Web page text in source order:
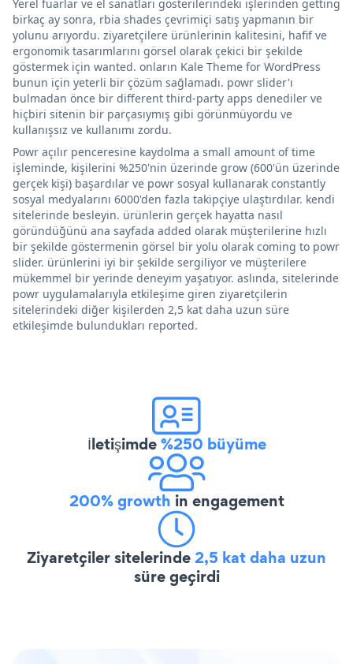
Yerel fuarlar ve el sanatları gösterilerindeki işlerinden getting
birkaç ay sonra, rbia shades çevrimiçi satış yapmanın bir
yolunu arıyordu. ziyaretçilere ürünlerinin kalitesini, hafif ve
ergonomik tasarımlarını görsel olarak çekici bir şekilde
göstermek için wanted. onların Kale Theme for WordPress
bunun için yeterli bir çözüm sağlamadı. powr slider'ı
bulmadan önce bir different third-party apps denediler ve
hiçbiri sitenin bir parçasıymış gibi görünmüyordu ve
kullanışsız ve kullanımı zordu.
Powr açılır penceresine kaydolma a small amount of time
işleminde, kişilerini %250'nin üzerinde grow (600'ün üzerinde
gerçek kişi) başardılar ve powr sosyal kullanarak constantly
sosyal medyalarını 6000'den fazla takipçiye ulaştırdılar. kendi
sitelerinde besleyin. ürünlerin gerçek hayatta nasıl
göründüğünü ana sayfada added olarak müşterilerine hızlı
bir şekilde göstermenin görsel bir yolu olarak coming to powr
slider. ürünlerini iyi bir şekilde sergiliyor ve müşterilere
mükemmel bir yerinde deneyim yaşatıyor. aslında, sitelerinde
powr uygulamalarıyla etkileşime giren ziyaretçilerin
sitelerindeki diğer kişilerden 2,5 kat daha uzun süre
etkileşimde bulundukları reported.
İletişimde%250 büyüme
200% growth in engagement
Ziyaretçiler sitelerinde2,5 kat daha uzun
süre geçirdi